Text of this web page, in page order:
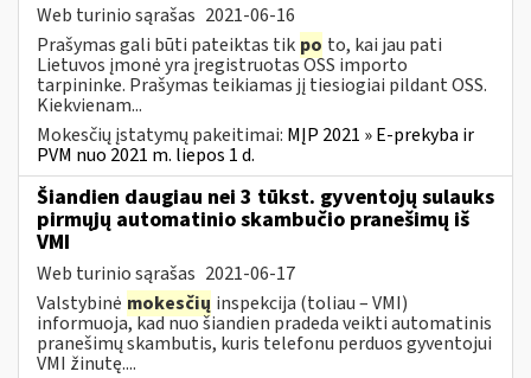
Web turinio sąrašas 2021-06-16
Prašymas gali būti pateiktas tik po to, kai jau pati
Lietuvos įmonė yra įregistruotas OSS importo
tarpininke. Prašymas teikiamas jį tiesiogiai pildant OSS.
Kiekvienam...
Mokesčių įstatymų pakeitimai: MĮP 2021 » E-prekyba ir
PVM nuo 2021 m. liepos 1 d.
Šiandien daugiau nei 3 tūkst. gyventojų sulauks
pirmųjų automatinio skambučio pranešimų iš
VMI
Web turinio sąrašas 2021-06-17
Valstybinė mokesčių inspekcija (toliau – VMI)
informuoja, kad nuo šiandien pradeda veikti automatinis
pranešimų skambutis, kuris telefonu perduos gyventojui
VMI žinutę....